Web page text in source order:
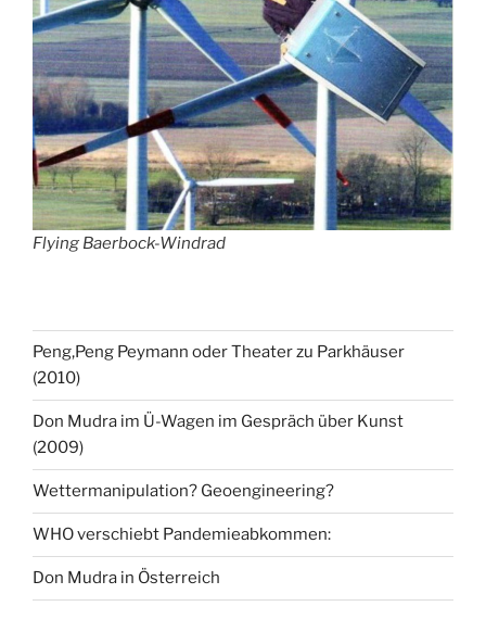
Flying Baerbock-Windrad
Peng,Peng Peymann oder Theater zu Parkhäuser
(2010)
Don Mudra im Ü-Wagen im Gespräch über Kunst
(2009)
Wettermanipulation? Geoengineering?
WHO verschiebt Pandemieabkommen:
Don Mudra in Österreich